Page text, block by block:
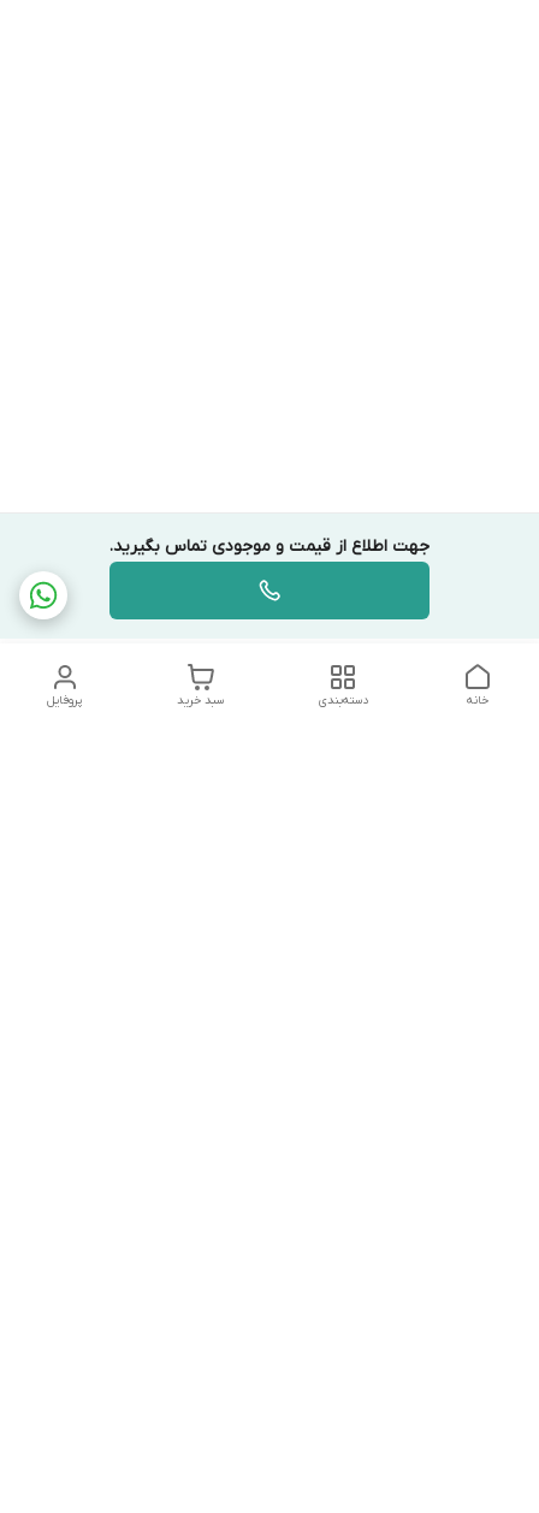
جهت اطلاع از قیمت و موجودی تماس بگیرید.
پروفایل سبد خرید دسته‌بندی خانه